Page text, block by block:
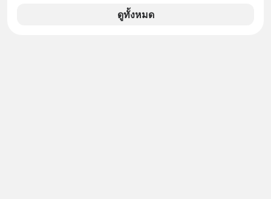
ในโมเดล AI ของบริษัท สามารถเชื่อม
ดูทั้งหมด